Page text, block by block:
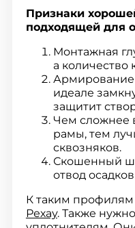
Признаки
подходящей для
Монтажная
а количество
Армирование
идеале
защитит
Чем сложнее
рамы, тем
сквозняков.
Скошенный
отвод
К таким профилям
Рехау. Также